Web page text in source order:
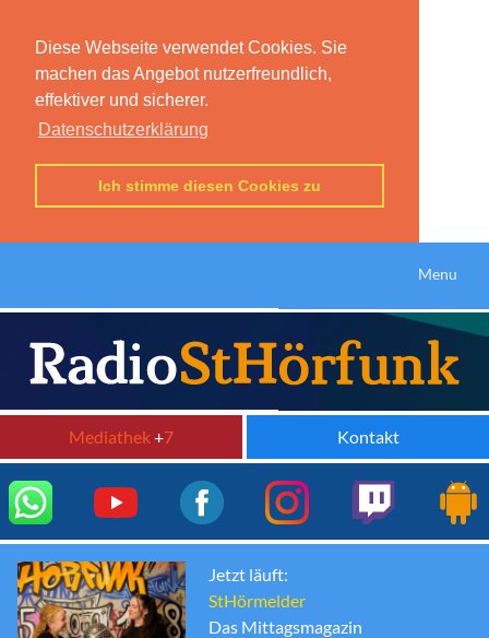
Diese Webseite verwendet Cookies. Sie
machen das Angebot nutzerfreundlich,
effektiver und sicherer.
Datenschutzerklärung
Ich stimme diesen Cookies zu
Menu
Mediathek+7 Kontakt
Jetzt läuft:
StHörmelder
Das Mittagsmagazin